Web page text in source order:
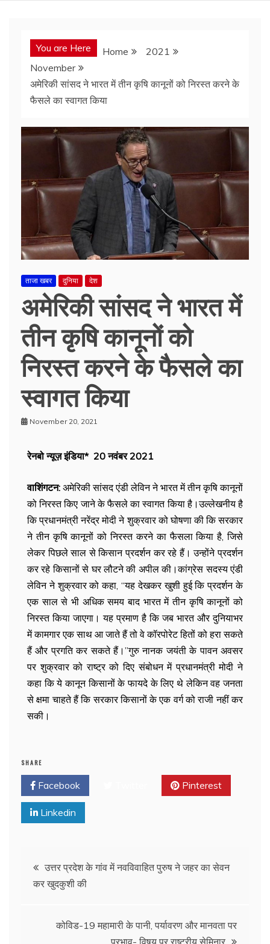
You are Here Home
2021
November
अमेरिकी सांसद ने भारत में तीन कृषि कानूनों को निरस्त करने के
फैसले का स्वागत किया
ताजा खबर दुनिया देश
अमेरिकी सांसद ने भारत में
तीन कृषि कानूनों को
निरस्त करने के फैसले का
स्वागत किया
November 20, 2021
रेनबो न्यूज़ इंडिया* 20 नवंबर 2021
वाशिंगटन: अमेरिकी सांसद एंडी लेविन ने भारत में तीन कृषि कानूनों
को निरस्त किए जाने के फैसले का स्वागत किया है।उल्लेखनीय है
कि प्रधानमंत्री नरेंद्र मोदी ने शुक्रवार को घोषणा की कि सरकार
ने तीन कृषि कानूनों को निरस्त करने का फैसला किया है, जिसे
लेकर पिछले साल से किसान प्रदर्शन कर रहे हैं। उन्होंने प्रदर्शन
कर रहे किसानों से घर लौटने की अपील की।कांग्रेस सदस्य एंडी
लेविन ने शुक्रवार को कहा, ‘‘यह देखकर खुशी हुई कि प्रदर्शन के
एक साल से भी अधिक समय बाद भारत में तीन कृषि कानूनों को
निरस्त किया जाएगा। यह प्रमाण है कि जब भारत और दुनियाभर
में कामगार एक साथ आ जाते हैं तो वे कॉरपोरेट हितों को हरा सकते
हैं और प्रगति कर सकते हैं।’’गुरु नानक जयंती के पावन अवसर
पर शुक्रवार को राष्ट्र को दिए संबोधन में प्रधानमंत्री मोदी ने
कहा कि ये कानून किसानों के फायदे के लिए थे लेकिन वह जनता
से क्षमा चाहते हैं कि सरकार किसानों के एक वर्ग को राजी नहीं कर
सकी।
SHARE
Facebook Pinterest
Linkedin
उत्तर प्रदेश के गांव में नवविवाहित पुरुष ने जहर का सेवन
कर खुदकुशी की
कोविड-19 महामारी के पानी, पर्यावरण और मानवता पर
प्रभाव- विषय पर राष्ट्रीय सेमिनार